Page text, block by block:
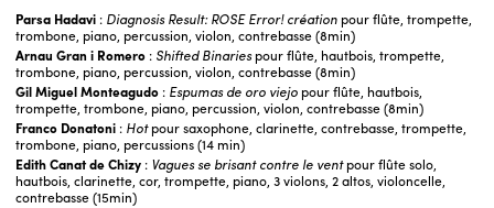
Parsa Hadavi : Diagnosis Result: ROSE Error! création pour flûte, trompette,
trombone, piano, percussion, violon, contrebasse (8min)
Arnau Gran i Romero : Shifted Binariespour flûte, hautbois, trompette,
trombone, piano, percussion, violon, contrebasse (8min)
Gil Miguel Monteagudo : Espumas de oro viejo pour flûte, hautbois,
trompette, trombone, piano, percussion, violon, contrebasse (8min)
Franco Donatoni : Hotpour saxophone, clarinette, contrebasse, trompette,
trombone, piano, percussions (14 min)
Edith Canat de Chizy : Vagues se brisant contre le ventpour flûte solo,
hautbois, clarinette, cor, trompette, piano, 3 violons, 2 altos, violoncelle,
contrebasse (15min)